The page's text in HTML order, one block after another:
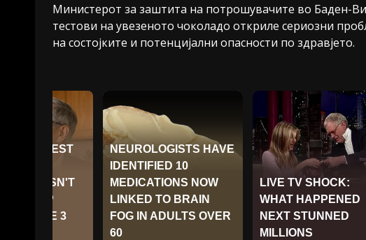
Министерот за заштита на потрошувачите во Баден-
тестови на увезеното чоколадо откриле сериозни
на состојките и потенцијални опасности по здравјето.